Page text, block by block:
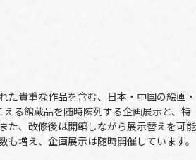
た貴重な作品を含む、日本・中国の絵画・
る館蔵品を随時陳列する企画展示と、特
た、改修後は開館しながら展示替えを可能
も増え、企画展示は随時開催しています。